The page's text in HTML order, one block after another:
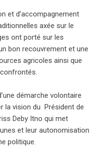
et d’accompagnement
axée sur le
ont porté sur les
bon recouvrement et une
agricoles ainsi que
démarche volontaire
la vision du Président de
Deby Itno qui met
et leur autonomisation
politique.